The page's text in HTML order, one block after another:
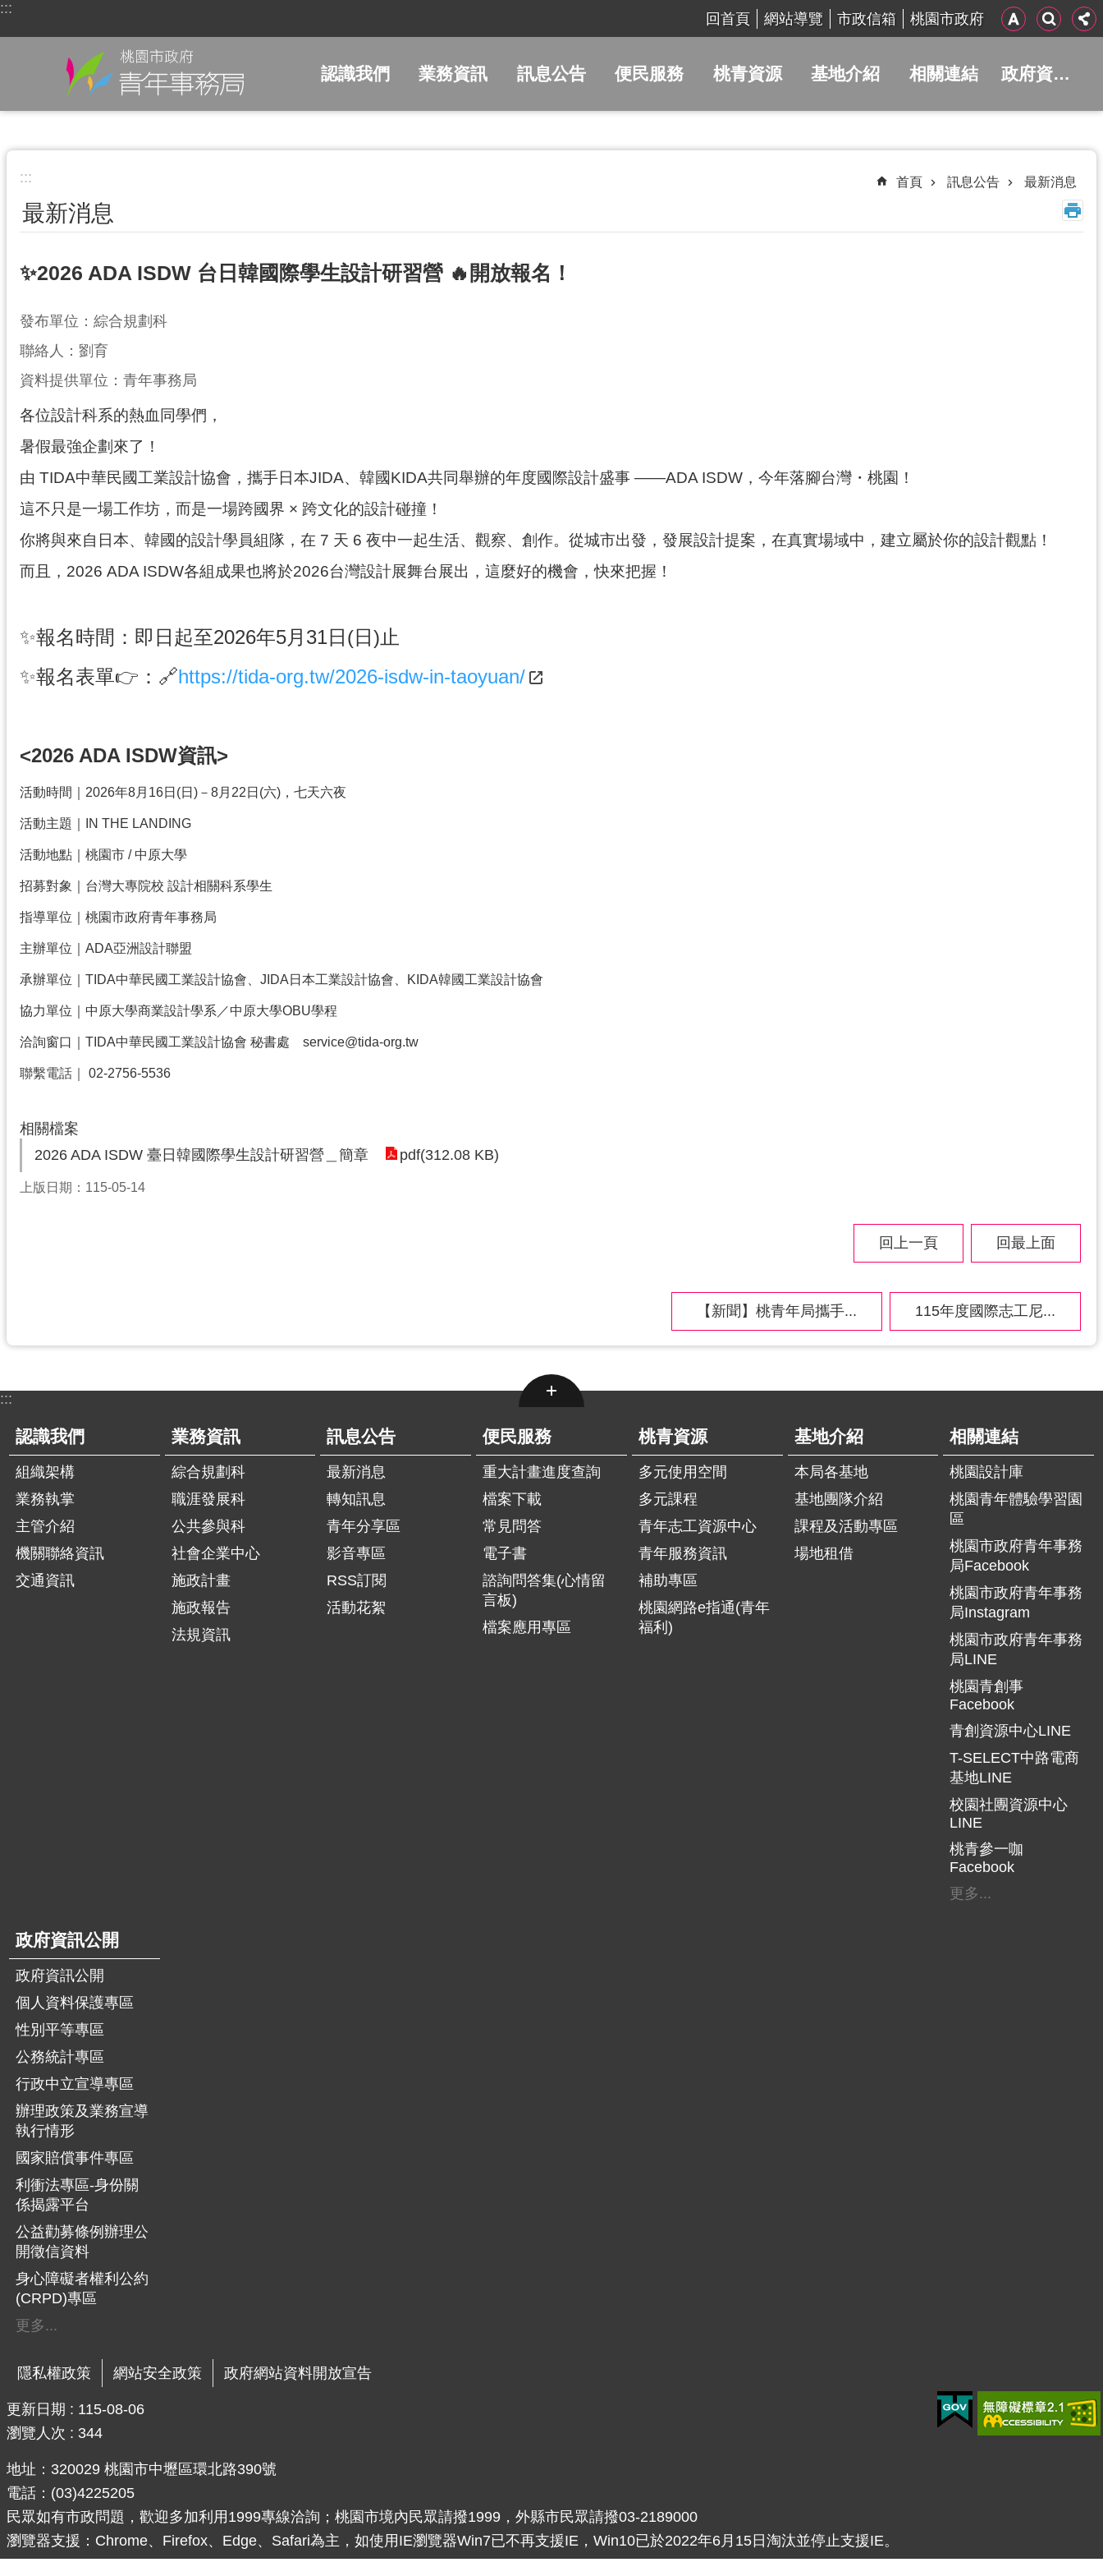
跳到主要內容區塊
:::
回首頁 網站導覽 市政信箱 桃園市政府
認識我們 業務資訊 訊息公告 便民服務 桃青資源 基地介紹 相關連結 政府資訊公開
::: 首頁 訊息公告 最新消息
最新消息
✨2026 ADA ISDW 台日韓國際學生設計研習營 🔥開放報名！
發布單位：綜合規劃科
聯絡人：劉育
資料提供單位：青年事務局
各位設計科系的熱血同學們，
暑假最強企劃來了！
由 TIDA中華民國工業設計協會，攜手日本JIDA、韓國KIDA共同舉辦的年度國際設計盛事 ——ADA ISDW，今年落腳台灣・桃園！
這不只是一場工作坊，而是一場跨國界 × 跨文化的設計碰撞！
你將與來自日本、韓國的設計學員組隊，在 7 天 6 夜中一起生活、觀察、創作。從城市出發，發展設計提案，在真實場域中，建立屬於你的設計觀點！
而且，2026 ADA ISDW各組成果也將於2026台灣設計展舞台展出，這麼好的機會，快來把握！
✨報名時間：即日起至2026年5月31日(日)止
✨報名表單👉： 🔗https://tida-org.tw/2026-isdw-in-taoyuan/
<2026 ADA ISDW資訊>
活動時間｜2026年8月16日(日)－8月22日(六)，七天六夜
活動主題｜IN THE LANDING
活動地點｜桃園市 / 中原大學
招募對象｜台灣大專院校 設計相關科系學生
指導單位｜桃園市政府青年事務局
主辦單位｜ADA亞洲設計聯盟
承辦單位｜TIDA中華民國工業設計協會、JIDA日本工業設計協會、KIDA韓國工業設計協會
協力單位｜中原大學商業設計學系／中原大學OBU學程
洽詢窗口｜TIDA中華民國工業設計協會 秘書處 service@tida-org.tw
聯繫電話｜ 02-2756-5536
相關檔案
2026 ADA ISDW 臺日韓國際學生設計研習營＿簡章
pdf(312.08 KB)
上版日期：115-05-14
回上一頁 回最上面
【新聞】桃青年局攜手... 115年度國際志工尼...
:::
認識我們
組織架構
業務執掌
主管介紹
機關聯絡資訊
交通資訊
業務資訊
綜合規劃科
職涯發展科
公共參與科
社會企業中心
施政計畫
施政報告
法規資訊
訊息公告
最新消息
轉知訊息
青年分享區
影音專區
RSS訂閱
活動花絮
便民服務
重大計畫進度查詢
檔案下載
常見問答
電子書
諮詢問答集(心情留
言板)
檔案應用專區
桃青資源
多元使用空間
多元課程
青年志工資源中心
青年服務資訊
補助專區
桃園網路e指通(青年
福利)
基地介紹
本局各基地
基地團隊介紹
課程及活動專區
場地租借
相關連結
桃園設計庫
桃園青年體驗學習園
區
桃園市政府青年事務
局Facebook
桃園市政府青年事務
局Instagram
桃園市政府青年事務
局LINE
桃園青創事
Facebook
青創資源中心LINE
T-SELECT中路電商
基地LINE
校園社團資源中心
LINE
桃青參一咖
Facebook
更多...
政府資訊公開
政府資訊公開
個人資料保護專區
性別平等專區
公務統計專區
行政中立宣導專區
辦理政策及業務宣導
執行情形
國家賠償事件專區
利衝法專區-身份關
係揭露平台
公益勸募條例辦理公
開徵信資料
身心障礙者權利公約
(CRPD)專區
更多...
隱私權政策 網站安全政策 政府網站資料開放宣告
更新日期
115-08-06
瀏覽人次
344
地址：320029 桃園市中壢區環北路390號
電話：(03)4225205
民眾如有市政問題，歡迎多加利用1999專線洽詢；桃園市境內民眾請撥1999，外縣市民眾請撥03-2189000
瀏覽器支援：Chrome、Firefox、Edge、Safari為主，如使用IE瀏覽器Win7已不再支援IE，Win10已於2022年6月15日淘汰並停止支援IE。